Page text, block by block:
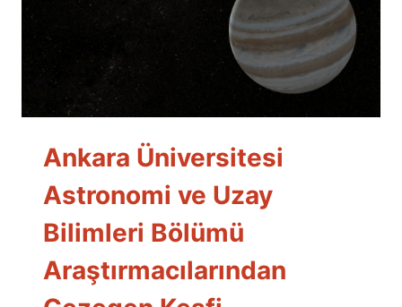
Ankara Üniversitesi
Astronomi ve Uzay
Bilimleri Bölümü
Araştırmacılarından